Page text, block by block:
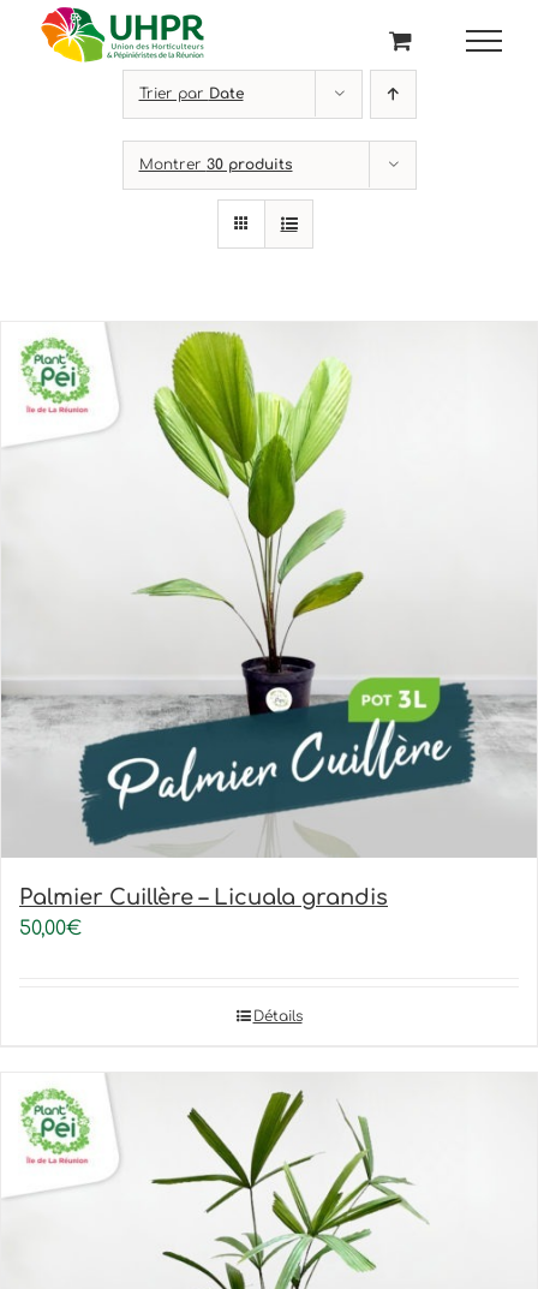
Passer
Trier par Date
Montrer 30 produits
Palmier Cuillère – Licuala grandis
50,00€
Détails